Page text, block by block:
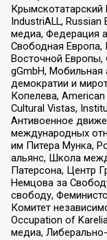
IndustriALL,
медиа, Федерация
Свободная Европа,
Восточной
gGmbH,
демократии и
Копелева,
Cultural Vistas,
Антивоенное
международных
им Питера Мунка,
альянс, Школа
Патерсона, Центр
Немцова за
свободу,
Комитет
Occupation of
медиа,